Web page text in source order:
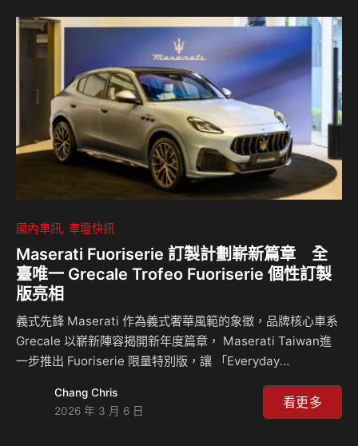
款則是截然不同的設計，雖然一樣是雙門跑車，但過去的
Prelude是一輛相當緊湊的雙門轎跑車，現在的概念車則是放
大不少，不過考量到現今汽車市場當中尺碼不斷放大，這樣的
設計取向其實一點…
國內車訊 車壇快訊
Maserati Fuoriserie 訂製計劃嶄新篇章 全
臺唯一 Grecale Trofeo Fuoriserie 個性訂製
版亮相
義式先鋒 Maserati 作為義式奢華風範的象徵，品牌核心車系
Grecale 以嶄新陣容揭開新年度篇章， Maserati Taiwan進
一步推出 Fuoriserie 限量特別版，讓 「Everyday
馭，更延伸至個人風格的專屬表達。透過 「Grecale Modena
個性訂製版」與全臺唯一「Grecale Trofeo Fuoriserie 季節
Chang Chris
2026 年 3 月 6 日
看更多